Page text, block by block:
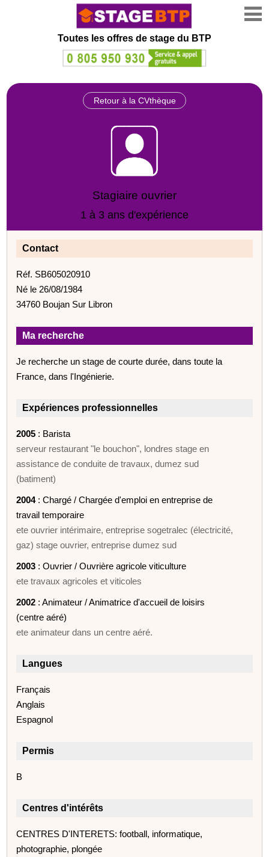
Toutes les offres de stage du BTP
Retour à la CVthèque
Stagiaire ouvrier
1 à 3 ans d'expérience
Contact
Réf. SB605020910
Né le 26/08/1984
34760 Boujan Sur Libron
Ma recherche
Je recherche un stage de courte durée, dans toute la
France, dans l'Ingénierie.
Expériences professionnelles
2005 : Barista
serveur restaurant "le bouchon", londres stage en
assistance de conduite de travaux, dumez sud
(batiment)
2004: Chargé / Chargée d'emploi en entreprise de
travail temporaire
ete ouvrier intérimaire, entreprise sogetralec (électricité,
gaz) stage ouvrier, entreprise dumez sud
2003 : Ouvrier / Ouvrière agricole viticulture
ete travaux agricoles et viticoles
2002 : Animateur / Animatrice d'accueil de loisirs
(centre aéré)
ete animateur dans un centre aéré.
Langues
Français
Anglais
Espagnol
Permis
B
Centres d'intérêts
CENTRES D'INTERETS: football, informatique,
photographie, plongée